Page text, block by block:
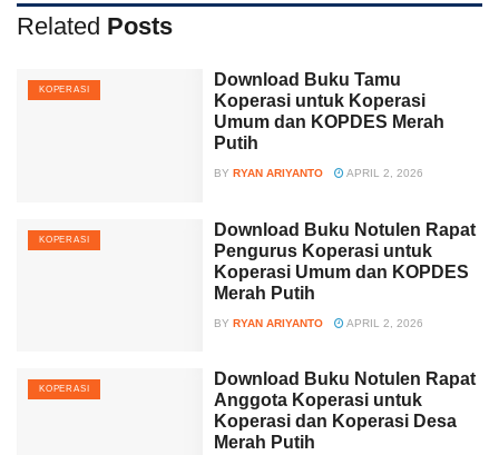
Related Posts
KOPERASI
Download Buku Tamu
Koperasi untuk Koperasi
Umum dan KOPDES Merah
Putih
BY RYAN ARIYANTO APRIL 2, 2026
KOPERASI
Download Buku Notulen Rapat
Pengurus Koperasi untuk
Koperasi Umum dan KOPDES
Merah Putih
BY RYAN ARIYANTO APRIL 2, 2026
KOPERASI
Download Buku Notulen Rapat
Anggota Koperasi untuk
Koperasi dan Koperasi Desa
Merah Putih